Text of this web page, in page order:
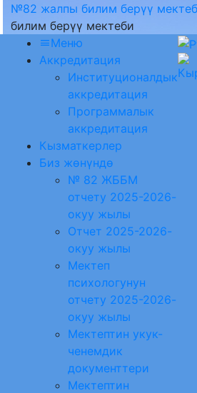
№82 жалпы билим берүү
билим берүү мектеби
Меню
Аккредитация
Институционалдык
аккредитация
Программалык
аккредитация
Кызматкерлер
Биз жөнүндө
№ 82 ЖББМ
отчету 2025-2026-
окуу жылы
Отчет 2025-2026-
окуу жылы
Мектеп
психологунун
отчету 2025-2026-
окуу жылы
Мектептин укук-
ченемдик
документтери
Мектептин